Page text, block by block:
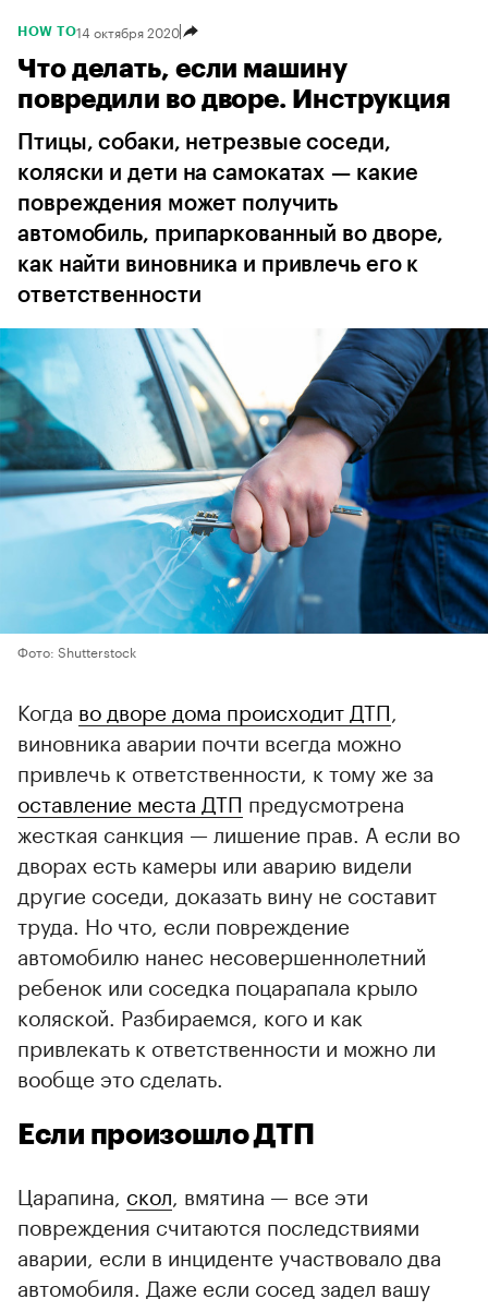
HOW TO14 октября 2020
Что делать, если машину
повредили во дворе. Инструкция
Птицы, собаки, нетрезвые соседи,
коляски и дети на самокатах — какие
повреждения может получить
автомобиль, припаркованный во дворе,
как найти виновника и привлечь его к
ответственности
Фото: Shutterstock
Когда во дворе дома происходит ДТП
виновника аварии почти всегда можно
привлечь к ответственности, к тому же за
оставление места ДТП предусмотрена
жесткая санкция — лишение прав. А если во
дворах есть камеры или аварию видели
другие соседи, доказать вину не составит
труда. Но что, если повреждение
автомобилю нанес несовершеннолетний
ребенок или соседка поцарапала крыло
коляской. Разбираемся, кого и как
привлекать к ответственности и можно ли
вообще это сделать.
Если произошло ДТП
Царапина, скол , вмятина — все эти
повреждения считаются последствиями
аварии, если в инциденте участвовало два
автомобиля. Даже если сосед задел вашу